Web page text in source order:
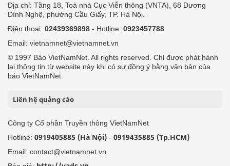
Địa chỉ: Tầng 18, Toà nhà Cục Viễn thông (VNTA), 68 Dương
Đình Nghệ, phường Cầu Giấy, TP. Hà Nội.
Điện thoại: 02439369898 - Hotline: 0923457788
Email: vietnamnet@vietnamnet.vn
© 1997 Báo VietNamNet. All rights reserved. Chỉ được phát hành
lại thông tin từ website này khi có sự đồng ý bằng văn bản của
báo VietNamNet.
Liên hệ quảng cáo
Công ty Cổ phần Truyền thông VietNamNet
Hotline: 0919405885 (Hà Nội) - 0919435885 (Tp.HCM)
Email: contact@vietnamnet.vn